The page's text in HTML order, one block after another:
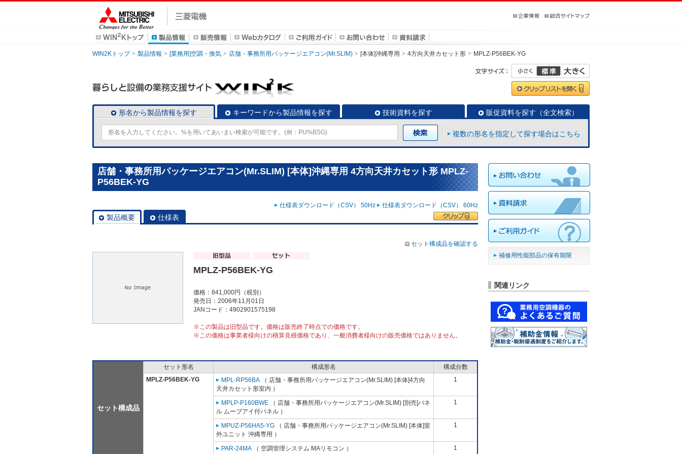
WIN2Kトップ 製品情報 [業務用]空調・換気 店舗・事務所用パッケージエアコン(Mr.SLIM) [本体]沖縄専用 4方向天井カセット形 MPLZ-P56BEK-YG
形名から製品情報を探す キーワードから製品情報を探す 技術資料を探す 販促資料を探す（全文検索）
複数の形名を指定して探す場合はこちら
店舗・事務所用パッケージエアコン(Mr.SLIM) [本体]沖縄専用 4方向天井カセット形 MPLZ-
P56BEK-YG
仕様表ダウンロード（CSV） 50Hz 仕様表ダウンロード（CSV） 60Hz
製品概要 仕様表
セット構成品を確認する
MPLZ-P56BEK-YG
価格：841,000円（税別）
発売日：2006年11月01日
JANコード：4902901575198
※この製品は旧型品です。価格は販売終了時点での価格です。
※この価格は事業者様向けの積算見積価格であり、一般消費者様向けの販売価格ではありません。
セット構成品
セット形名 構成形名
構成台数
MPLZ-P56BEK-YG
MPL-RP56BA （ 店舗・事務所用パッケージエアコン(Mr.SLIM) [本体]4方向
天井カセット形室内 ）
1
MPLP-P160BWE （ 店舗・事務所用パッケージエアコン(Mr.SLIM) [別売]パネ
ル ムーブアイ付パネル ）
1
MPUZ-P56HA5-YG （ 店舗・事務所用パッケージエアコン(Mr.SLIM) [本体]室
外ユニット 沖縄専用 ）
1
PAR-24MA （ 空調管理システム MAリモコン ） 1
補修用性能部品の保有期限
関連リンク